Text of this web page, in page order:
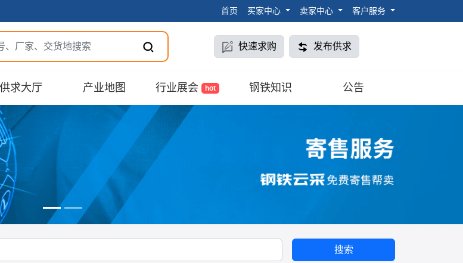
首页 买家中心 卖家中心 客户服务
快速求购 发布供求
供求大厅 产业地图 行业展会 hot 钢铁知识 公告
搜索